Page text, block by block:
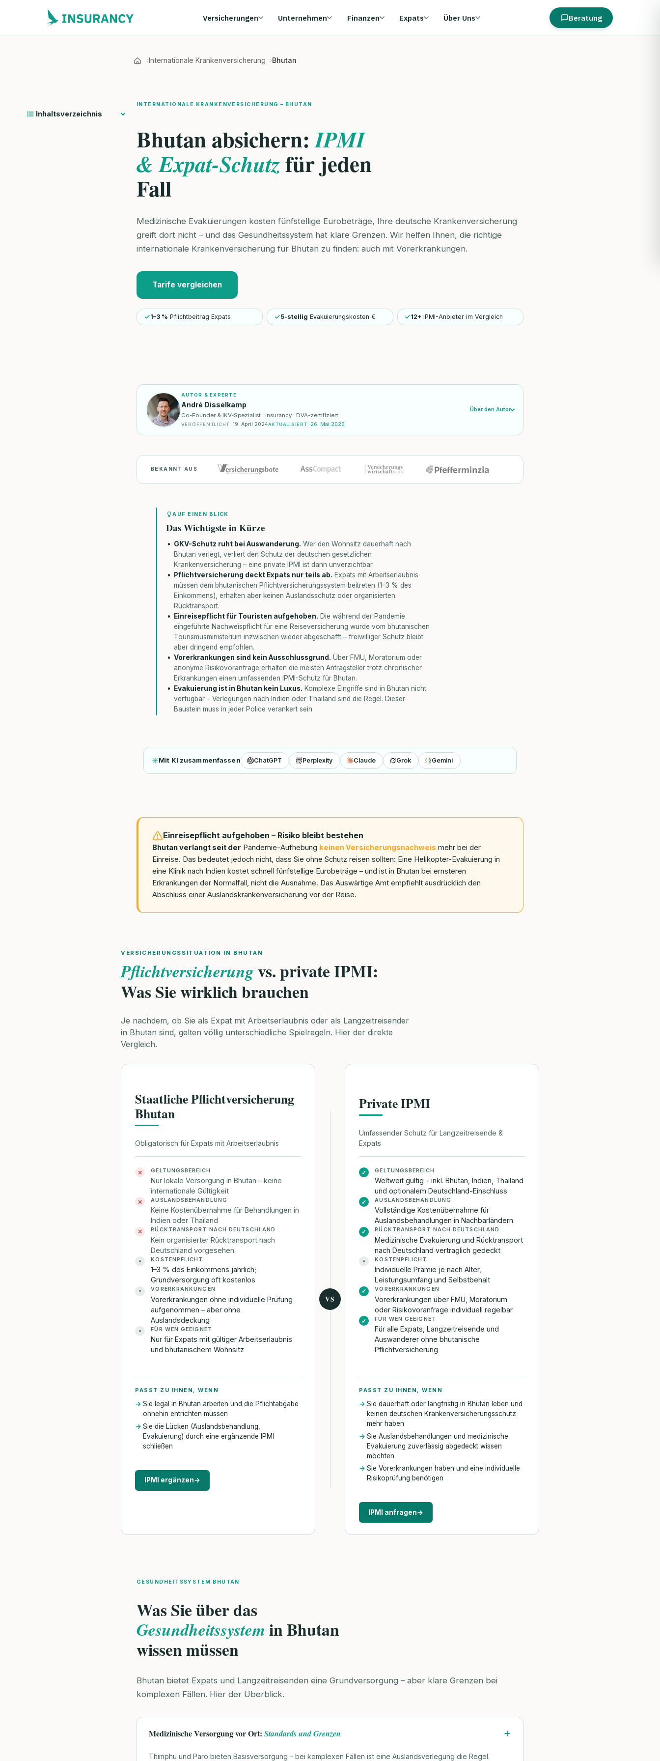
Versicherungen Unternehmen Finanzen Expats Über Uns Beratung
Internationale Krankenversicherung Bhutan
INTERNATIONALE KRANKENVERSICHERUNG – BHUTAN
Bhutan absichern:IPMI
& Expat-Schutzfür jeden
Fall
Medizinische Evakuierungen kosten fünfstellige Eurobeträge, Ihre deutsche Krankenversicherung
greift dort nicht – und das Gesundheitssystem hat klare Grenzen. Wir helfen Ihnen, die richtige
internationale Krankenversicherung für Bhutan zu finden: auch mit Vorerkrankungen.
Tarife vergleichen
1–3 % Pflichtbeitrag Expats 5-stellig Evakuierungskosten € 12+ IPMI-Anbieter im Vergleich
AUTOR & EXPERTE
André Disselkamp
Co-Founder & IKV-Spezialist · Insurancy · DVA-zertifiziert
VERÖFFENTLICHT: 19. April 2024AKTUALISIERT: 26. Mai 2026
Über den Autor
BEKANNT AUS
Inhaltsverzeichnis
AUF EINEN BLICK
Das Wichtigste in Kürze
GKV-Schutz ruht bei Auswanderung. Wer den Wohnsitz dauerhaft nach
Bhutan verlegt, verliert den Schutz der deutschen gesetzlichen
Krankenversicherung – eine private IPMI ist dann unverzichtbar.
Pflichtversicherung deckt Expats nur teils ab. Expats mit Arbeitserlaubnis
müssen dem bhutanischen Pflichtversicherungssystem beitreten (1–3 % des
Einkommens), erhalten aber keinen Auslandsschutz oder organisierten
Rücktransport.
Einreisepflicht für Touristen aufgehoben. Die während der Pandemie
eingeführte Nachweispflicht für eine Reiseversicherung wurde vom bhutanischen
Tourismusministerium inzwischen wieder abgeschafft – freiwilliger Schutz bleibt
aber dringend empfohlen.
Vorerkrankungen sind kein Ausschlussgrund. Über FMU, Moratorium oder
anonyme Risikovoranfrage erhalten die meisten Antragsteller trotz chronischer
Erkrankungen einen umfassenden IPMI-Schutz für Bhutan.
Evakuierung ist in Bhutan kein Luxus. Komplexe Eingriffe sind in Bhutan nicht
verfügbar – Verlegungen nach Indien oder Thailand sind die Regel. Dieser
Baustein muss in jeder Police verankert sein.
Mit KI zusammenfassen ChatGPT Perplexity Claude Grok Gemini
Einreisepflicht aufgehoben – Risiko bleibt bestehen
Bhutan verlangt seit der Pandemie-Aufhebung keinen Versicherungsnachweis mehr bei der
Einreise. Das bedeutet jedoch nicht, dass Sie ohne Schutz reisen sollten: Eine Helikopter-Evakuierung in
eine Klinik nach Indien kostet schnell fünfstellige Eurobeträge – und ist in Bhutan bei ernsteren
Erkrankungen der Normalfall, nicht die Ausnahme. Das Auswärtige Amt empfiehlt ausdrücklich den
Abschluss einer Auslandskrankenversicherung vor der Reise.
VERSICHERUNGSSITUATION IN BHUTAN
Pflichtversicherungvs. private IPMI:
Was Sie wirklich brauchen
Je nachdem, ob Sie als Expat mit Arbeitserlaubnis oder als Langzeitreisender
in Bhutan sind, gelten völlig unterschiedliche Spielregeln. Hier der direkte
Vergleich.
Staatliche Pflichtversicherung
Bhutan
Obligatorisch für Expats mit Arbeitserlaubnis
✕ GELTUNGSBEREICH
Nur lokale Versorgung in Bhutan – keine
internationale Gültigkeit
✕ AUSLANDSBEHANDLUNG
Keine Kostenübernahme für Behandlungen in
Indien oder Thailand
✕ RÜCKTRANSPORT NACH DEUTSCHLAND
Kein organisierter Rücktransport nach
Deutschland vorgesehen
• KOSTENPFLICHT
1–3 % des Einkommens jährlich;
Grundversorgung oft kostenlos
• VORERKRANKUNGEN
Vorerkrankungen ohne individuelle Prüfung
aufgenommen – aber ohne
Auslandsdeckung
• FÜR WEN GEEIGNET
Nur für Expats mit gültiger Arbeitserlaubnis
und bhutanischem Wohnsitz
PASST ZU IHNEN, WENN
Sie legal in Bhutan arbeiten und die Pflichtabgabe
ohnehin entrichten müssen
Sie die Lücken (Auslandsbehandlung,
Evakuierung) durch eine ergänzende IPMI
schließen
IPMI ergänzen→
VS
Private IPMI
Umfassender Schutz für Langzeitreisende &
Expats
✓ GELTUNGSBEREICH
Weltweit gültig – inkl. Bhutan, Indien, Thailand
und optionalem Deutschland-Einschluss
✓ AUSLANDSBEHANDLUNG
Vollständige Kostenübernahme für
Auslandsbehandlungen in Nachbarländern
✓ RÜCKTRANSPORT NACH DEUTSCHLAND
Medizinische Evakuierung und Rücktransport
nach Deutschland vertraglich gedeckt
• KOSTENPFLICHT
Individuelle Prämie je nach Alter,
Leistungsumfang und Selbstbehalt
✓ VORERKRANKUNGEN
Vorerkrankungen über FMU, Moratorium
oder Risikovoranfrage individuell regelbar
✓ FÜR WEN GEEIGNET
Für alle Expats, Langzeitreisende und
Auswanderer ohne bhutanische
Pflichtversicherung
PASST ZU IHNEN, WENN
Sie dauerhaft oder langfristig in Bhutan leben und
keinen deutschen Krankenversicherungsschutz
mehr haben
Sie Auslandsbehandlungen und medizinische
Evakuierung zuverlässig abgedeckt wissen
möchten
Sie Vorerkrankungen haben und eine individuelle
Risikoprüfung benötigen
IPMI anfragen→
GESUNDHEITSSYSTEM BHUTAN
Was Sie über das
Gesundheitssystem in Bhutan
wissen müssen
Bhutan bietet Expats und Langzeitreisenden eine Grundversorgung – aber klare Grenzen bei
komplexen Fällen. Hier der Überblick.
Medizinische Versorgung vor Ort: Standards und Grenzen
Thimphu und Paro bieten Basisversorgung – bei komplexen Fällen ist eine Auslandsverlegung die Regel.